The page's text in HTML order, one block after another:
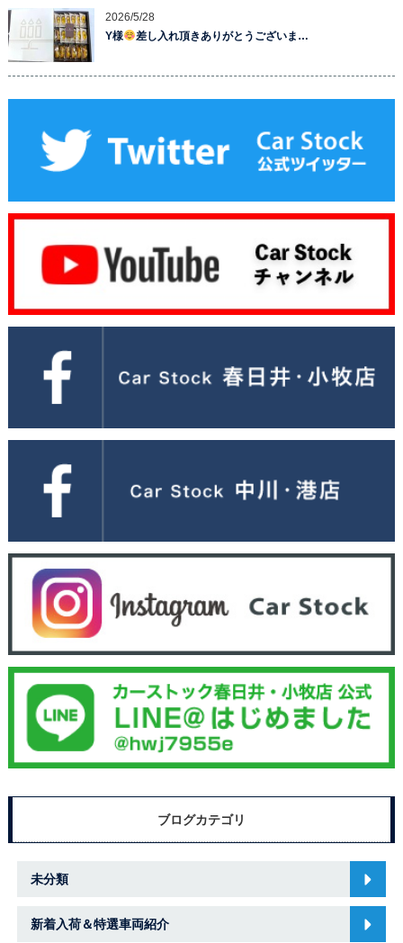
2026/5/28
Y様
差し入れ頂きありがとうございま…
ブログカテゴリ
未分類
新着入荷＆特選車両紹介